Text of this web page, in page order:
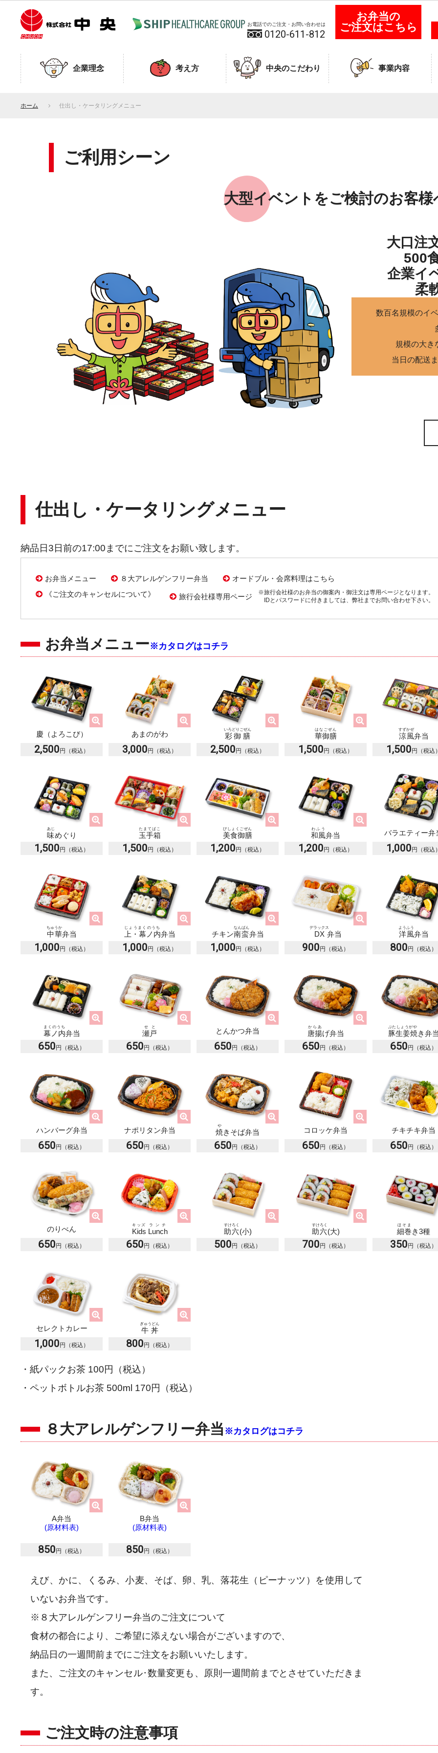
お電話でのご注文・お問い合わせは
0120-611-812
お弁当の
ご注文はこちら
企業理念 考え方 中央のこだわり 事業内容
ホーム 仕出し・ケータリングメニュー
ご利用シーン
大型イベントをご検討のお客様
大口注
500
企業イ
柔
数百名規模のイ
規模の大き
当日の配送
仕出し・ケータリングメニュー
納品日3日前の17:00までにご注文をお願い致します。
お弁当メニュー ８大アレルゲンフリー弁当
オードブル・会席料理はこちら
《ご注文のキャンセルについて》
旅行会社様専用ページ ※旅行会社様のお弁当の御案内・御注文は専用ページとなります。
IDとパスワードに付きましては、弊社までお問い合わせ下さい。
お弁当メニュー※カタログはコチラ
慶（よろこび）
2,500
あまのがわ
3,000
彩御膳
いろどりごぜん
2,500
華御膳
はなごぜん
1,500
涼風
すずかぜ
弁当
1,500
味
あじ
めぐり
1,500
玉手箱
たまてばこ
1,500
美食御膳
びしょくごぜん
1,200
和風
わふう
弁当
1,200
バラエティー弁
1,000
中華
ちゅうか
弁当
1,000
上・幕ノ内
じょうまくのうち
弁当
1,000
チキン南蛮
なんばん
弁当
1,000
DX
デラックス
弁当
900
洋風
ようふう
弁当
800
幕ノ内
まくのうち
弁当
650
瀬戸
せと
650
とんかつ弁当
650
唐揚
からあ
げ弁当
650
豚生姜焼
ぶたしょうがや
き弁
650
ハンバーグ弁当
650
ナポリタン弁当
650
焼
や
きそば弁当
650
コロッケ弁当
650
チキチキ弁当
650
のりべん
650
Kids
キッズ
Lunch
ランチ
650
助六
すけろく
(小)
500
助六
すけろく
(大)
700
細巻
ほそま
き3種
350
セレクトカレー
1,000
牛丼
ぎゅうどん
800
・紙パックお茶 100円（税込）
・ペットボトルお茶 500ml 170円（税込）
８大アレルゲンフリー弁当 ※カタログはコチラ
A弁当
(原材料表)
850
B弁当
(原材料表)
850
えび、かに、くるみ、小麦、そば、卵、乳、落花生（ピーナッツ）を使用して
いないお弁当です。
※８大アレルゲンフリー弁当のご注文について
食材の都合により、ご希望に添えない場合がございますので、
納品日の一週間前までにご注文をお願いいたします。
また、ご注文のキャンセル･数量変更も、原則一週間前までとさせていただきま
す。
ご注文時の注意事項